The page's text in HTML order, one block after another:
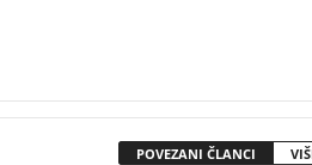
POVEZANI ČLANCI